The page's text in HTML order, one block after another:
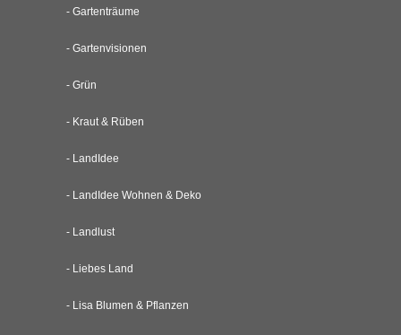
- Gartenträume
- Gartenvisionen
- Grün
- Kraut & Rüben
- LandIdee
- LandIdee Wohnen & Deko
- Landlust
- Liebes Land
- Lisa Blumen & Pflanzen